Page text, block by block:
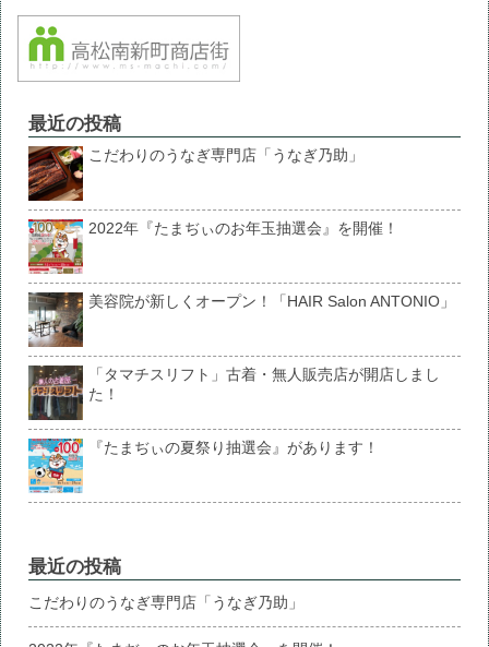
最近の投稿
こだわりのうなぎ専門店「うなぎ乃助」
2022年『たまぢぃのお年玉抽選会』を開催！
美容院が新しくオープン！「HAIR Salon ANTONIO」
「タマチスリフト」古着・無人販売店が開店しまし
た！
『たまぢぃの夏祭り抽選会』があります！
最近の投稿
こだわりのうなぎ専門店「うなぎ乃助」